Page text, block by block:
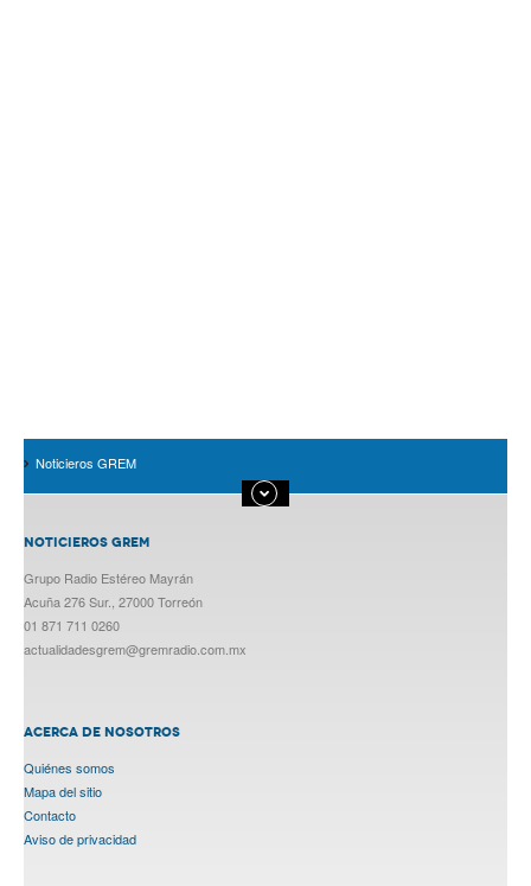
Noticieros GREM
NOTICIEROS GREM
Grupo Radio Estéreo Mayrán
Acuña 276 Sur., 27000 Torreón
01 871 711 0260
actualidadesgrem@gremradio.com.mx
ACERCA DE NOSOTROS
Quiénes somos
Mapa del sitio
Contacto
Aviso de privacidad